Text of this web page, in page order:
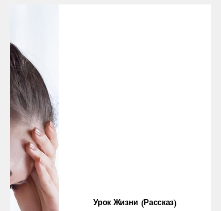
Урок Жизни (рассказ)